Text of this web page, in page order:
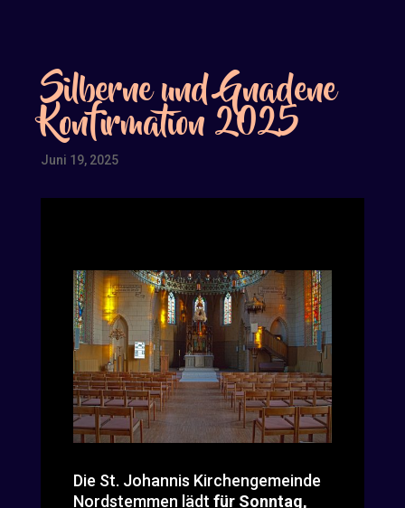
Silberne und Gnadene
Konfirmation 2025
Juni 19, 2025
Die St. Johannis Kirchengemeinde
Nordstemmen lädt für Sonntag,